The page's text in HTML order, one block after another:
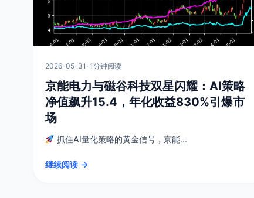
2026-05-31 · 1分钟阅读
京能电力与磁谷科技双星闪耀：AI策略
净值飙升15.4，年化收益830%引爆市
场
抓住AI量化策略的黄金信号，京能...
继续阅读 →